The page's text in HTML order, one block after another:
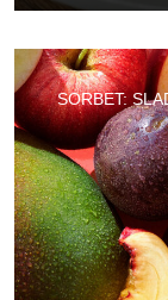
SORBET: